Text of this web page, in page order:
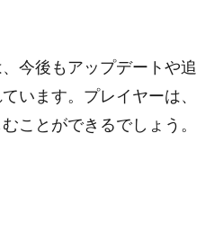
今後もアップデートや追
います。プレイヤーは、
ことができるでしょう。